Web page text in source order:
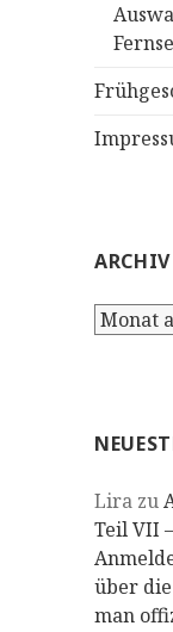
ARCHIV
Archiv
Lira zu
Teil VII
über
man